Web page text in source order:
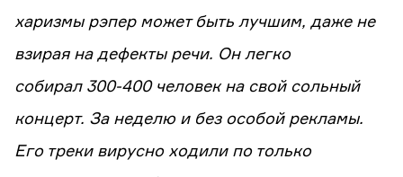
харизмы рэпер может быть лучшим, даже не
взирая на дефекты речи. Он легко
собирал 300-400 человек на свой сольный
концерт. За неделю и без особой рекламы.
Его треки вирусно ходили по только